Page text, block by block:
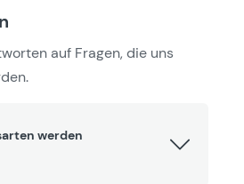
auf Fragen, die uns
werden